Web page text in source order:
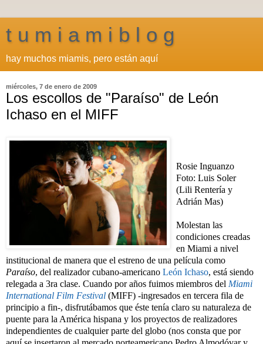
t u m i a m i b l o g
hay muchos miamis, pero están aquí
miércoles, 7 de enero de 2009
Los escollos de "Paraíso" de León
Ichaso en el MIFF
Rosie Inguanzo
Foto: Luis Soler
(Lili Rentería y
Adrián Mas)
Molestan las
condiciones creadas
en Miami a nivel
institucional de manera que el estreno de una película como
Paraíso, del realizador cubano-americano León Ichaso, está siendo
relegada a 3ra clase. Cuando por años fuimos miembros del Miami
International Film Festival (MIFF) -ingresados en tercera fila de
principio a fin-, disfrutábamos que éste tenía claro su naturaleza de
puente para la América hispana y los proyectos de realizadores
independientes de cualquier parte del globo (nos consta que por